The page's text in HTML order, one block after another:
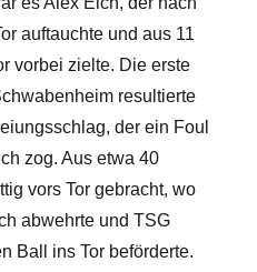
auftauchte und aus 11
vorbei zielte. Die erste
resultierte
der ein Foul
zog. Aus etwa 40
vors Tor gebracht, wo
abwehrte und TSG
Ball ins Tor beförderte.